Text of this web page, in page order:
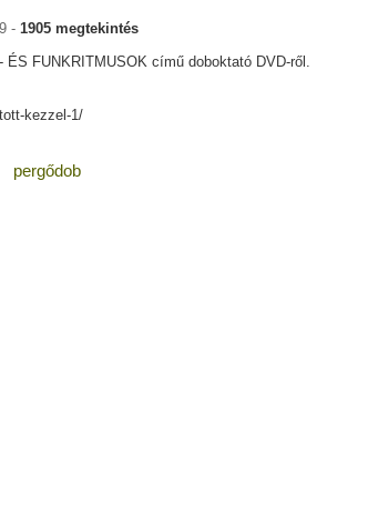
- 1905 megtekintés
ÉS FUNKRITMUSOK című doboktató DVD-ről.
kezzel-1/
pergődob